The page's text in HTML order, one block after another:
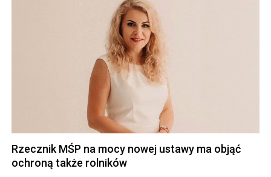
Rzecznik MŚP na mocy nowej ustawy ma objąć
ochroną także rolników